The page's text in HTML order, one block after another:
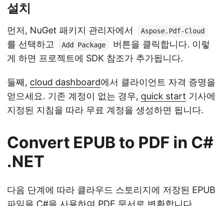
설치
먼저, NuGet 패키지 관리자에서 Aspose.Pdf-Cloud
를 선택하고 Add Package
버튼을 클릭합니다. 이렇
게 하면 프로젝트에 SDK 참조가 추가됩니다.
둘째, cloud dashboard에서 클라이언트 자격 증명을
얻으세요. 기존 계정이 없는 경우, quick start 기사에
지정된 지침을 따라 무료 계정을 생성하면 됩니다.
Convert EPUB to PDF in C#
.NET
다음 단계에 따라 클라우드 스토리지에 저장된 EPUB
파일을 C#을 사용하여 PDF 문서로 변환합니다.